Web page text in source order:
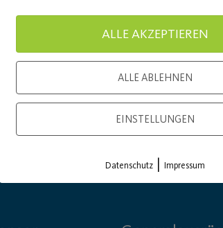
ALLE AKZEPTIEREN
ALLE ABLEHNEN
EINSTELLUNGEN
Datenschutz | Impressum